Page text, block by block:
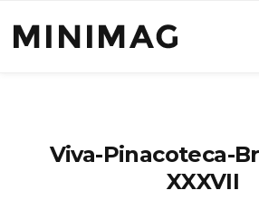
Viva-Pinacoteca-
XXXVII